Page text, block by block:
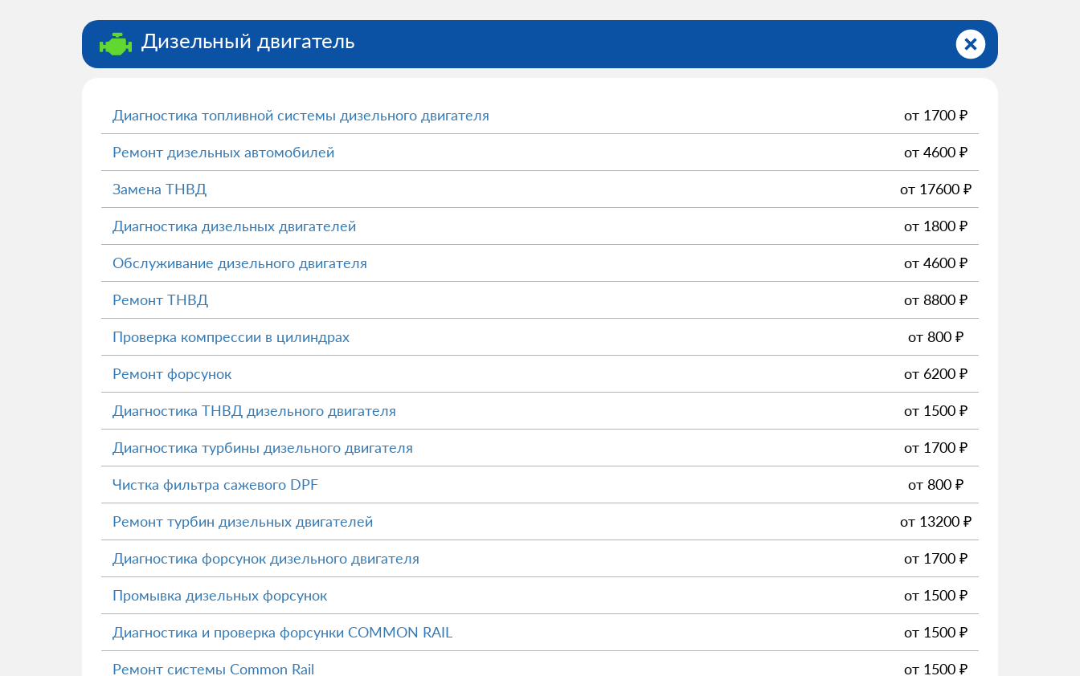
Дизельный двигатель
Диагностика топливной системы дизельного двигателя от 1700 ₽
Ремонт дизельных автомобилей от 4600 ₽
Замена ТНВД от 17600 ₽
Диагностика дизельных двигателей от 1800 ₽
Обслуживание дизельного двигателя от 4600 ₽
Ремонт ТНВД от 8800 ₽
Проверка компрессии в цилиндрах от 800 ₽
Ремонт форсунок от 6200 ₽
Диагностика ТНВД дизельного двигателя от 1500 ₽
Диагностика турбины дизельного двигателя от 1700 ₽
Чистка фильтра сажевого DPF от 800 ₽
Ремонт турбин дизельных двигателей от 13200 ₽
Диагностика форсунок дизельного двигателя от 1700 ₽
Промывка дизельных форсунок от 1500 ₽
Диагностика и проверка форсунки COMMON RAIL от 1500 ₽
Ремонт системы Common Rail от 1500 ₽